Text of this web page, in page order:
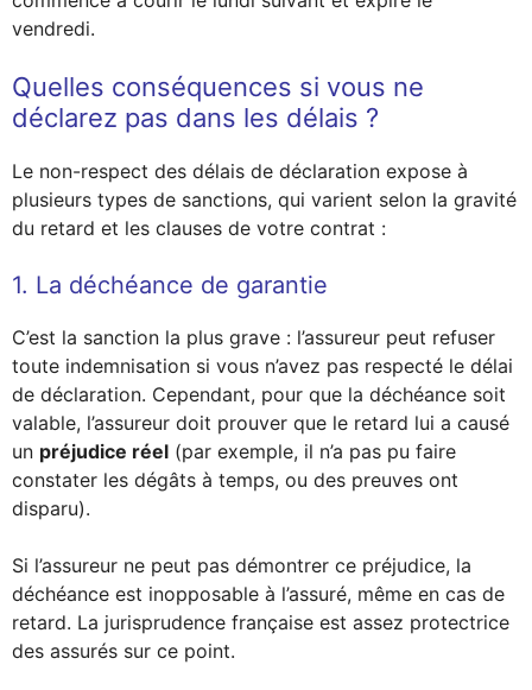
vendredi.
Quelles conséquences si vous ne
déclarez pas dans les délais ?
Le non-respect des délais de déclaration expose à
plusieurs types de sanctions, qui varient selon la gravité
du retard et les clauses de votre contrat :
1. La déchéance de garantie
C’est la sanction la plus grave : l’assureur peut refuser
toute indemnisation si vous n’avez pas respecté le délai
de déclaration. Cependant, pour que la déchéance soit
valable, l’assureur doit prouver que le retard lui a causé
un préjudice réel (par exemple, il n’a pas pu faire
constater les dégâts à temps, ou des preuves ont
disparu).
Si l’assureur ne peut pas démontrer ce préjudice, la
déchéance est inopposable à l’assuré, même en cas de
retard. La jurisprudence française est assez protectrice
des assurés sur ce point.